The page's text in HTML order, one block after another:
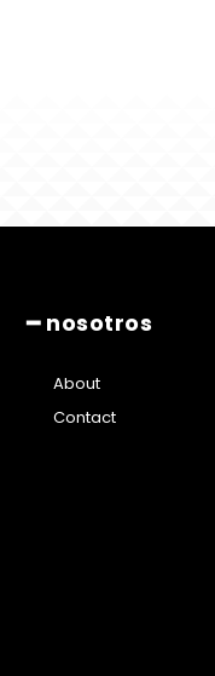
━ nosotros
About
Contact